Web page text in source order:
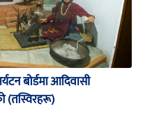
बोर्डमा आदिवासी
(तस्विरहरू)